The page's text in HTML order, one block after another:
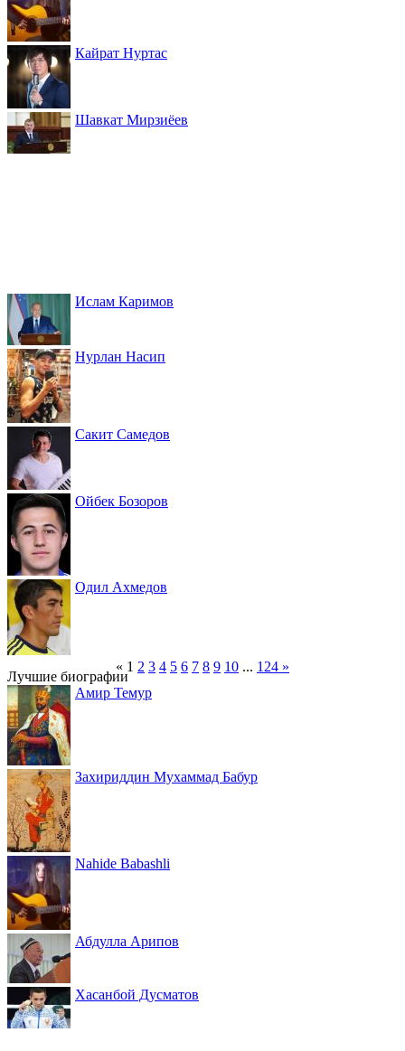
Кайрат Нуртас
Шавкат Мирзиёев
Ислам Каримов
Нурлан Насип
Сакит Самедов
Ойбек Бозоров
Одил Ахмедов
« 1 2 3 4 5 6 7 8 9 10 ... 124 »
Лучшие биографии
Амир Темур
Захириддин Мухаммад Бабур
Nahide Babashli
Абдулла Арипов
Хасанбой Дусматов